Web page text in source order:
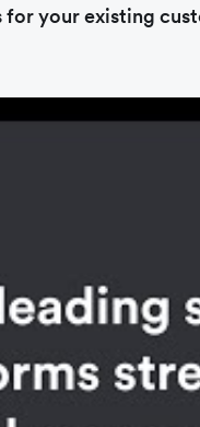
your existing